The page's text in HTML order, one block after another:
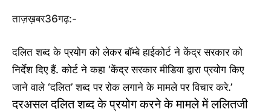
ताज़ख़बर36गढ़:-
दलित शब्द के प्रयोग को लेकर बॉम्बे हाईकोर्ट ने केंद्र सरकार को
निर्देश दिए हैं. कोर्ट ने कहा ‘केंद्र सरकार मीडिया द्वारा प्रयोग किए
जाने वाले ‘दलित’ शब्द पर रोक लगाने के मामले पर विचार करे.’
दरअसल दलित शब्द के प्रयोग करने के मामले में ललितजी